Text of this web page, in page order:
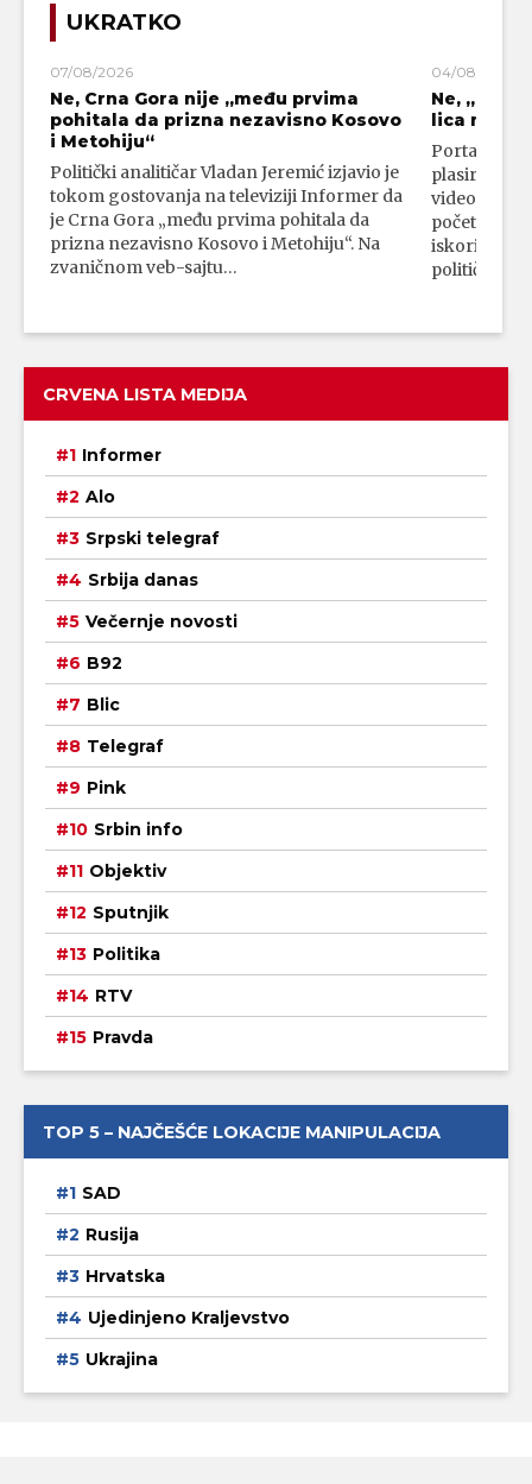
UKRATKO
07/08/2026
Ne, Crna Gora nije „među prvima
pohitala da prizna nezavisno Kosovo
i Metohiju“
Politički analitičar Vladan Jeremić izjavio je
tokom gostovanja na televiziji Informer da
je Crna Gora „među prvima pohitala da
prizna nezavisno Kosovo i Metohiju“. Na
zvaničnom veb-sajtu…
04/08/2026
Ne,
lica
Portal 24
plasirali su
video-
početka
iskorišćava
političkim
CRVENA LISTA MEDIJA
Informer
Alo
Srpski telegraf
Srbija danas
Večernje novosti
B92
Blic
Telegraf
Pink
Srbin info
Objektiv
Sputnjik
Politika
RTV
Pravda
TOP 5 – NAJČEŠĆE LOKACIJE MANIPULACIJA
SAD
Rusija
Hrvatska
Ujedinjeno Kraljevstvo
Ukrajina